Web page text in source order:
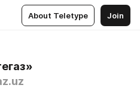
About Teletype Join